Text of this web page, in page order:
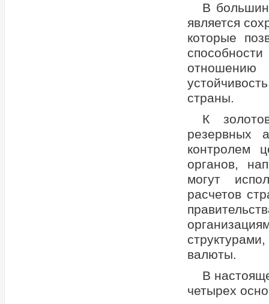
В
является
которые
отношению
страны.
К
резервных
контролем
органов,
могут
расчетов
валюты.
В
четырех